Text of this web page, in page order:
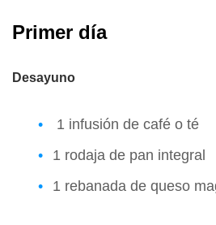
Primer día
Desayuno
1 infusión de café o té
1 rodaja de pan integral
1 rebanada de queso